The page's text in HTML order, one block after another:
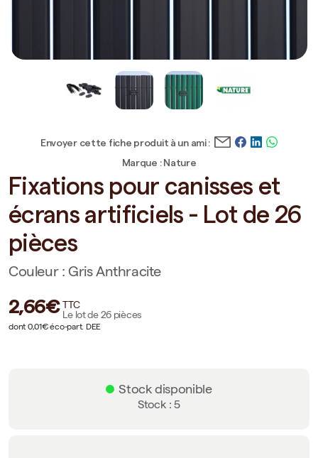
Marque : Nature
Envoyer cette fiche produit à un ami :
Fixations pour canisses et
écrans artificiels - Lot de 26
pièces
Couleur : Gris Anthracite
2,66€ TTC
Le lot de 26 pièces
dont 0,01€ éco-part. DEE
Stock disponible
Stock : 5